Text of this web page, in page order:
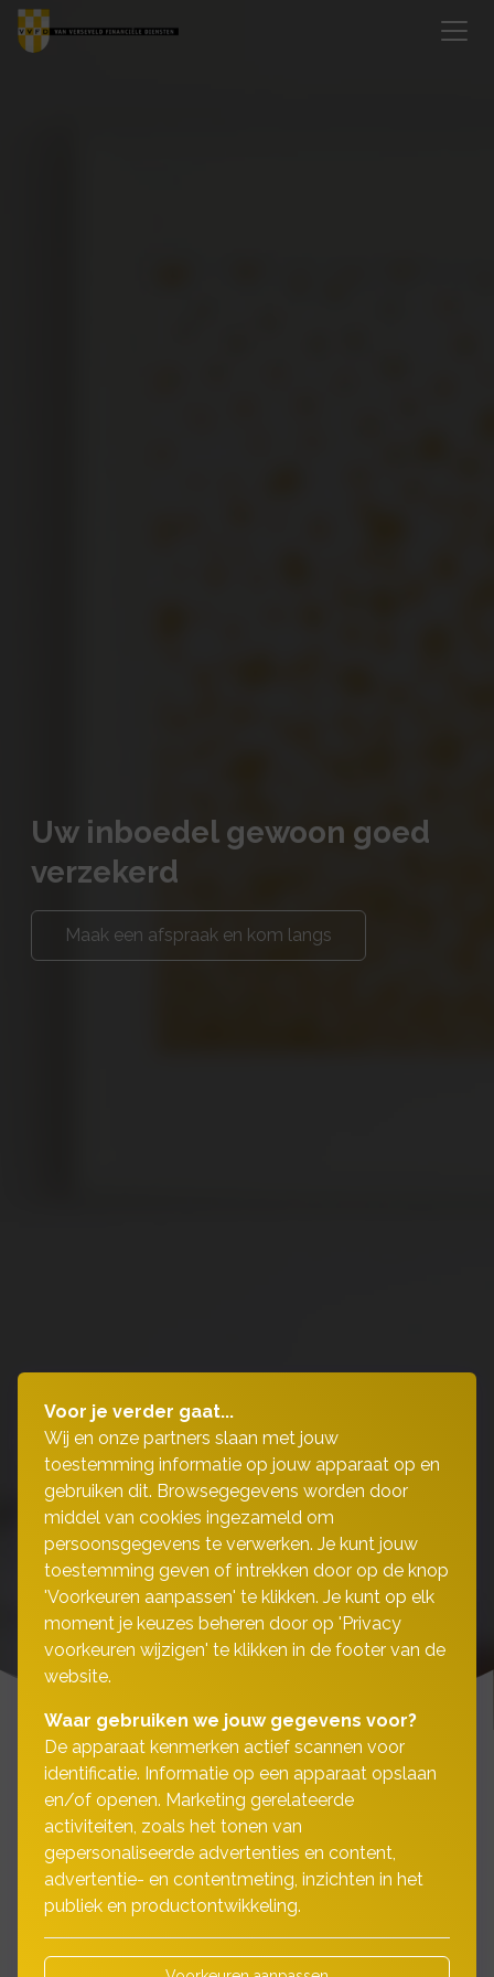
Uw inboedel gewoon goed
verzekerd
Maak een afspraak en kom langs
Bescherm uw inboedel
tegen de vele risico's!
Met een inboedelverzekering zijn de spullen
in uw huur- of koopwoning verzekerd tegen
Voor je verder gaat...
Wij en onze partners slaan met jouw
toestemming informatie op jouw apparaat op en
gebruiken dit. Browsegegevens worden door
middel van cookies ingezameld om
persoonsgegevens te verwerken. Je kunt jouw
toestemming geven of intrekken door op de knop
'Voorkeuren aanpassen' te klikken. Je kunt op elk
moment je keuzes beheren door op 'Privacy
voorkeuren wijzigen' te klikken in de footer van de
website.
Waar gebruiken we jouw gegevens voor?
De apparaat kenmerken actief scannen voor
identificatie. Informatie op een apparaat opslaan
en/of openen. Marketing gerelateerde
activiteiten, zoals het tonen van
gepersonaliseerde advertenties en content,
advertentie- en contentmeting, inzichten in het
publiek en productontwikkeling.